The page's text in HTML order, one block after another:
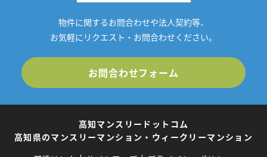
物件に関するお問合わせや法人契約等、
お気軽にリクエスト・お問合わせください。
お問合わせフォーム
高知マンスリードットコム
高知県のマンスリーマンション・ウィークリーマンション